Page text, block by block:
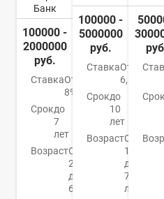
Банк
100000 -
2000000
руб.
СтавкаОт
8%
Срокдо
7
лет
ВозрастОт
21
до
65
100000 -
5000000
руб.
СтавкаОт
6,3%
Срокдо
10
лет
ВозрастОт
19
до
75
лет
Срок